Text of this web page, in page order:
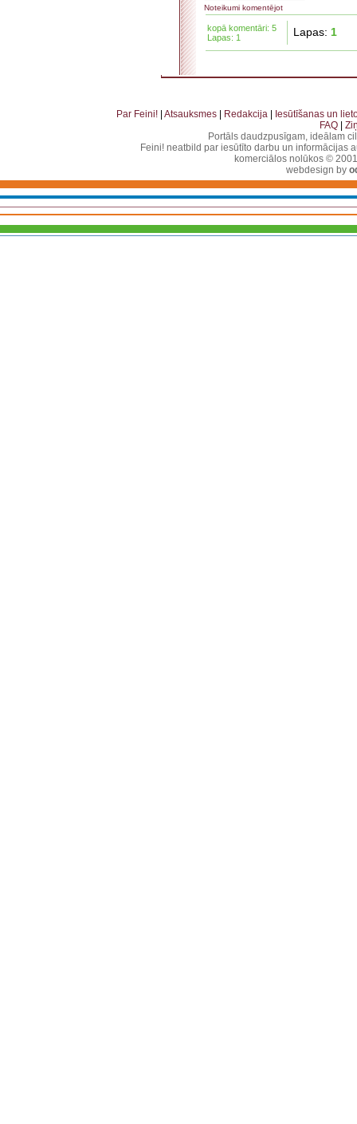
Noteikumi komentējot
kopā komentāri: 5
Lapas: 1
Lapas: 1
Par Feini! Atsauksmes Redakcija
Iesūtīšanas un
FAQ
Portāls daudzpusīgam, ideālam
Feini! neatbild par iesūtīto darbu un informācijas
komerciālos nolūkos ©
webdesign by